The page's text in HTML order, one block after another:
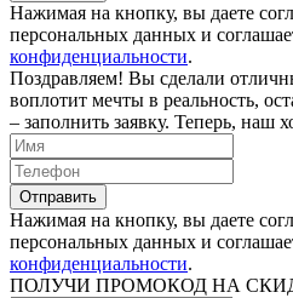
Нажимая на кнопку, вы даете
персональных данных и
конфиденциальности.
Поздравляем! Вы сделали
воплотит мечты в реальность,
– заполнить заявку. Теперь, наш
Отправить
Нажимая на кнопку, вы даете
персональных данных и
конфиденциальности.
ПОЛУЧИ ПРОМОКОД НА